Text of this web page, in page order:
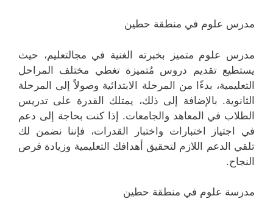
مدرس علوم في منطقة حطين
مدرس علوم متميز بخبرته الغنية في مجالتعليم، حيث
يستطيع تقديم دروس مُتميزة تغطي مختلف المراحل
التعليمية، بدءًا من المرحلة الابتدائية وصولاً إلى المرحلة
الثانوية. بالإضافة إلى ذلك، يمتلك القدرة على تدريس
الطلاب في المعاهد والجامعات. إذا كنت بحاجة إلى دعم
في اجتياز اختبارات واختبار القدرات، فإننا نضمن لك
تلقي الدعم اللازم لتحقيق أهدافك التعليمية وزيادة فرص
النجاح.
مدرسة علوم في منطقة حطين